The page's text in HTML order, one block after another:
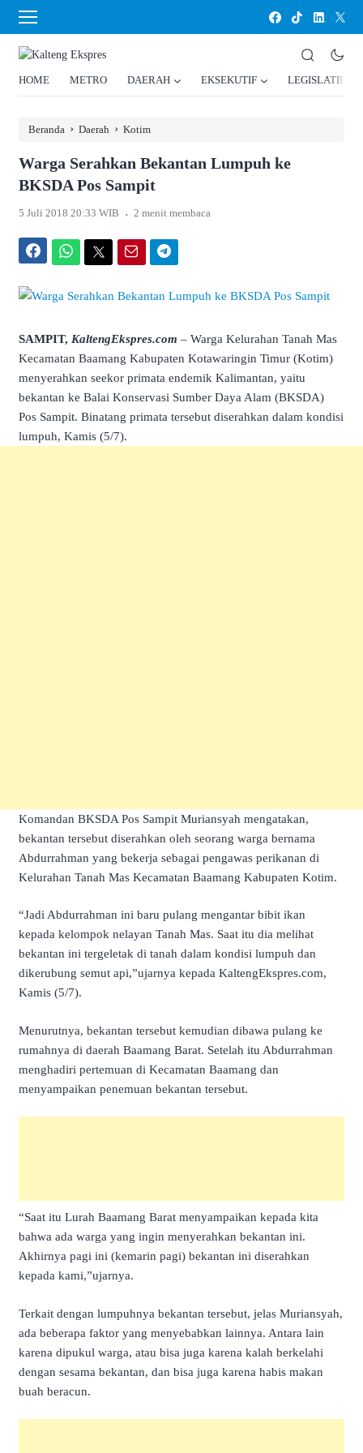
HOME METRO DAERAH EKSEKUTIF LEGISLATIF
Beranda › Daerah › Kotim
Warga Serahkan Bekantan Lumpuh ke
BKSDA Pos Sampit
5 Juli 2018 20:33 WIB . 2 menit membaca
SAMPIT, KaltengEkspres.com – Warga Kelurahan Tanah Mas
Kecamatan Baamang Kabupaten Kotawaringin Timur (Kotim)
menyerahkan seekor primata endemik Kalimantan, yaitu
bekantan ke Balai Konservasi Sumber Daya Alam (BKSDA)
Pos Sampit. Binatang primata tersebut diserahkan dalam kondisi
lumpuh, Kamis (5/7).
Komandan BKSDA Pos Sampit Muriansyah mengatakan,
bekantan tersebut diserahkan oleh seorang warga bernama
Abdurrahman yang bekerja sebagai pengawas perikanan di
Kelurahan Tanah Mas Kecamatan Baamang Kabupaten Kotim.
“Jadi Abdurrahman ini baru pulang mengantar bibit ikan
kepada kelompok nelayan Tanah Mas. Saat itu dia melihat
bekantan ini tergeletak di tanah dalam kondisi lumpuh dan
dikerubung semut api,”ujarnya kepada KaltengEkspres.com,
Kamis (5/7).
Menurutnya, bekantan tersebut kemudian dibawa pulang ke
rumahnya di daerah Baamang Barat. Setelah itu Abdurrahman
menghadiri pertemuan di Kecamatan Baamang dan
menyampaikan penemuan bekantan tersebut.
“Saat itu Lurah Baamang Barat menyampaikan kepada kita
bahwa ada warga yang ingin menyerahkan bekantan ini.
Akhirnya pagi ini (kemarin pagi) bekantan ini diserahkan
kepada kami,”ujarnya.
Terkait dengan lumpuhnya bekantan tersebut, jelas Muriansyah,
ada beberapa faktor yang menyebabkan lainnya. Antara lain
karena dipukul warga, atau bisa juga karena kalah berkelahi
dengan sesama bekantan, dan bisa juga karena habis makan
buah beracun.